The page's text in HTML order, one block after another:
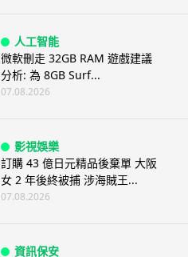
人工智能
微軟刪走 32GB RAM 遊戲建議
分析: 為 8GB Surf...
07.08.2026
影視娛樂
訂購 43 億日元精品後棄單 大阪
女 2 年後終被捕 涉海賊王...
07.08.2026
資訊保安